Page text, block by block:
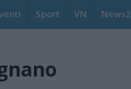
Sport VN